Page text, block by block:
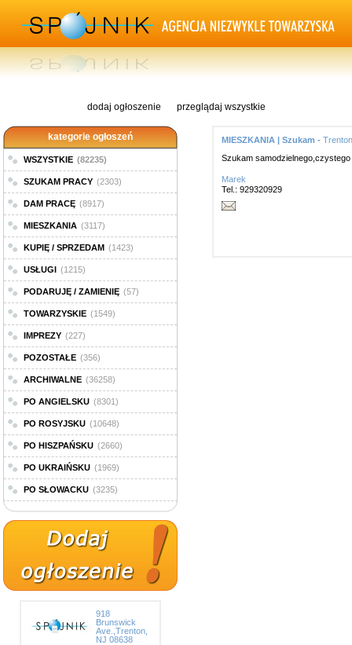
dodaj ogłoszenie przeglądaj wszystkie
kategorie ogłoszeń
WSZYSTKIE (82235)
SZUKAM PRACY (2303)
DAM PRACĘ (8917)
MIESZKANIA (3117)
KUPIĘ / SPRZEDAM (1423)
USŁUGI (1215)
PODARUJĘ / ZAMIENIĘ (57)
TOWARZYSKIE (1549)
IMPREZY (227)
POZOSTAŁE (356)
ARCHIWALNE (36258)
PO ANGIELSKU (8301)
PO ROSYJSKU (10648)
PO HISZPAŃSKU (2660)
PO UKRAIŃSKU (1969)
PO SŁOWACKU (3235)
918
Brunswick
Ave.,Trenton,
NJ 08638
MIESZKANIA | Szukam - Trenton
Szukam
Marek
Tel.: 929320929